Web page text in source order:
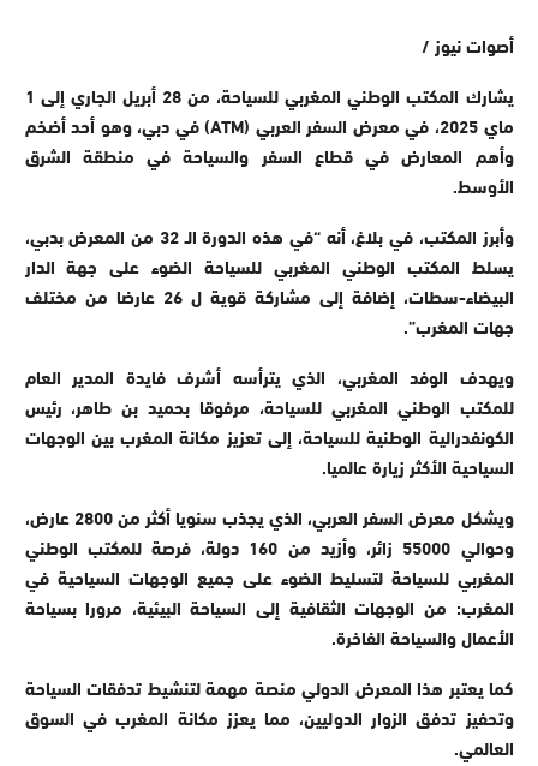
أصوات نيوز /
يشارك المكتب الوطني المغربي للسياحة، من 28 أبريل الجاري إلى 1
ماي 2025، في معرض السفر العربي (ATM) في دبي، وهو أحد أضخم
وأهم المعارض في قطاع السفر والسياحة في منطقة الشرق
الأوسط.
وأبرز المكتب، في بلاغ، أنه “في هذه الدورة الـ 32 من المعرض بدبي،
يسلط المكتب الوطني المغربي للسياحة الضوء على جهة الدار
البيضاء-سطات، إضافة إلى مشاركة قوية ل 26 عارضا من مختلف
جهات المغرب”.
ويهدف الوفد المغربي، الذي يترأسه أشرف فايدة المدير العام
للمكتب الوطني المغربي للسياحة، مرفوقا بحميد بن طاهر، رئيس
الكونفدرالية الوطنية للسياحة، إلى تعزيز مكانة المغرب بين الوجهات
السياحية الأكثر زيارة عالميا.
ويشكل معرض السفر العربي، الذي يجذب سنويا أكثر من 2800 عارض،
وحوالي 55000 زائر، وأزيد من 160 دولة، فرصة للمكتب الوطني
المغربي للسياحة لتسليط الضوء على جميع الوجهات السياحية في
المغرب: من الوجهات الثقافية إلى السياحة البيئية، مرورا بسياحة
الأعمال والسياحة الفاخرة.
كما يعتبر هذا المعرض الدولي منصة مهمة لتنشيط تدفقات السياحة
وتحفيز تدفق الزوار الدوليين، مما يعزز مكانة المغرب في السوق
العالمي.